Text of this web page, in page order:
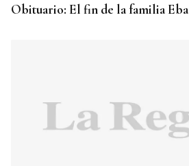
Obituario: El fin de la familia Eba